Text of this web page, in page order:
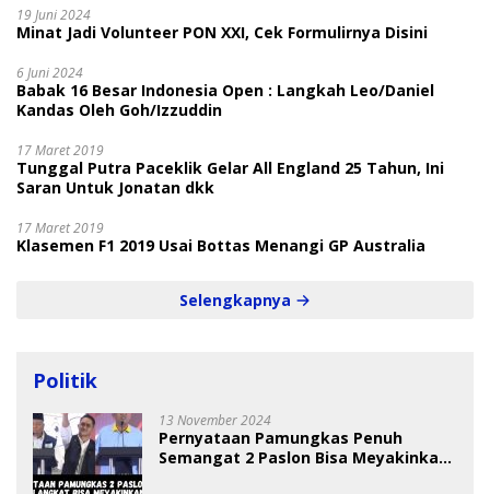
19 Juni 2024
Minat Jadi Volunteer PON XXI, Cek Formulirnya Disini
6 Juni 2024
Babak 16 Besar Indonesia Open : Langkah Leo/Daniel
Kandas Oleh Goh/Izzuddin
17 Maret 2019
Tunggal Putra Paceklik Gelar All England 25 Tahun, Ini
Saran Untuk Jonatan dkk
17 Maret 2019
Klasemen F1 2019 Usai Bottas Menangi GP Australia
Selengkapnya
Politik
13 November 2024
Pernyataan Pamungkas Penuh
Semangat 2 Paslon Bisa Meyakinkan